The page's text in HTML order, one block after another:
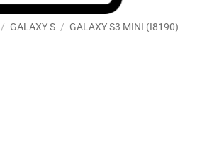
/ GALAXY S / GALAXY S3 MINI (I8190)